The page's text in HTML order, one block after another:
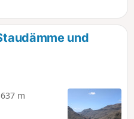
Der Weg ist gut
an denen man über Felsen
und
leicht die richtige
bis gar kein Schatten)
gesamten Strecke kann
es ist wunderschön!
der Straße, seien Sie also
und
m